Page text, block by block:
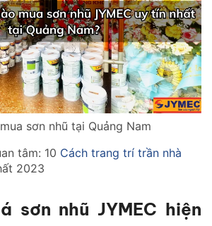
sơn nhũ tại Quảng Nam
tâm: 10 Cách trang trí trần nhà
2023
sơn nhũ JYMEC hiện